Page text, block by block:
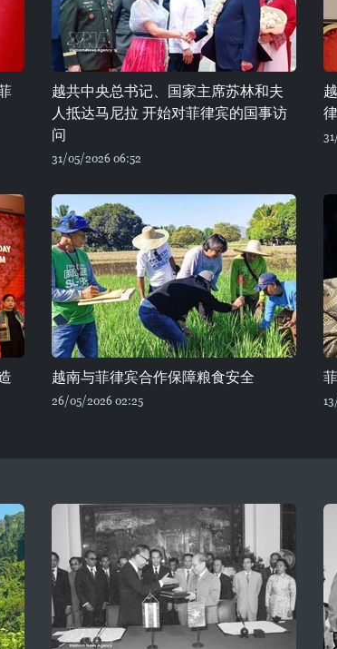
越共中央总书记、国家主席苏林和夫
人抵达马尼拉 开始对菲律宾的国事访
问
31/05/2026 06:52
越南与菲律宾合作保障粮食安全
26/05/2026 02:25